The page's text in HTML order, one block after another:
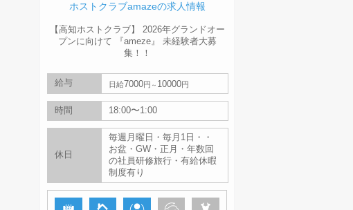
ホストクラブamazeの求人情報
【高知ホストクラブ】 2026年グランドオー
プンに向けて 『ameze』 未経験者大募
集！！
給与 日給7000円 10000円
時間 18:00〜1:00
休日
毎週月曜日・毎月1日・・
お盆・GW・正月・年数回
の社員研修旅行・有給休暇
制度有り